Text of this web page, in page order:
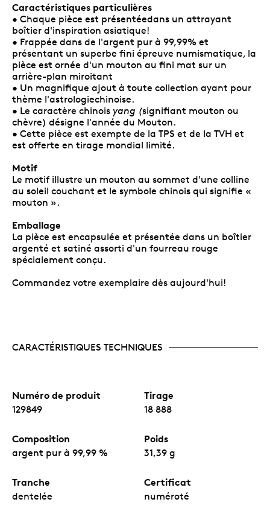
Caractéristiques particulières
• Chaque pièce est présentéedans un attrayant
boîtier d'inspiration asiatique!
• Frappée dans de l'argent pur à 99,99% et
présentant un superbe fini épreuve numismatique, la
pièce est ornée d'un mouton au fini mat sur un
arrière-plan miroitant
• Un magnifique ajout à toute collection ayant pour
thème l'astrologiechinoise.
• Le caractère chinois yang (signifiant mouton ou
chèvre) désigne l'année du Mouton.
• Cette pièce est exempte de la TPS et de la TVH et
est offerte en tirage mondial limité.
Motif
Le motif illustre un mouton au sommet d'une colline
au soleil couchant et le symbole chinois qui signifie «
mouton ».
Emballage
La pièce est encapsulée et présentée dans un boîtier
argenté et satiné assorti d'un fourreau rouge
spécialement conçu.
Commandez votre exemplaire dès aujourd'hui!
CARACTÉRISTIQUES TECHNIQUES
Numéro de produit
129849
Tirage
18 888
Composition
argent pur à 99,99 %
Poids
31,39 g
Tranche
dentelée
Certificat
numéroté